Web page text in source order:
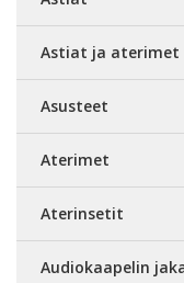
Astiat ja aterimet
Asusteet
Aterimet
Aterinsetit
Audiokaapelin